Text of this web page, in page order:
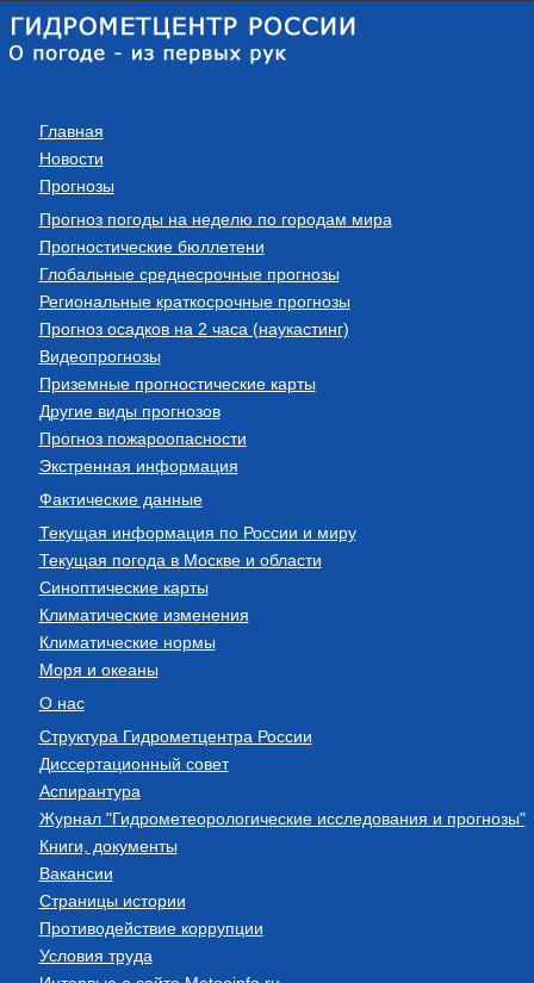
Главная
Новости
Прогнозы
Прогноз погоды на неделю по городам мира
Прогностические бюллетени
Глобальные среднесрочные прогнозы
Региональные краткосрочные прогнозы
Прогноз осадков на 2 часа (наукастинг)
Видеопрогнозы
Приземные прогностические карты
Другие виды прогнозов
Прогноз пожароопасности
Экстренная информация
Фактические данные
Текущая информация по России и миру
Текущая погода в Москве и области
Синоптические карты
Климатические изменения
Климатические нормы
Моря и океаны
О нас
Структура Гидрометцентра России
Диссертационный совет
Аспирантура
Журнал "Гидрометеорологические исследования и прогнозы"
Книги, документы
Вакансии
Страницы истории
Противодействие коррупции
Условия труда